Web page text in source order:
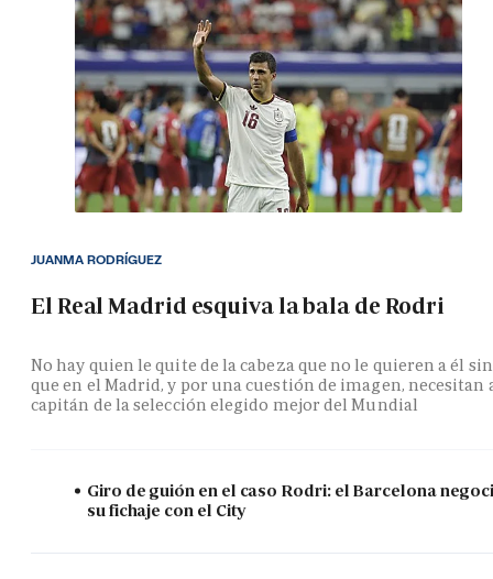
El Real Madrid esquiva la bala de Rodri
No hay quien le quite de la cabeza que no le quieren a él
que en el Madrid, y por una cuestión de imagen, necesitan
capitán de la selección elegido mejor del Mundial
JUANMA RODRÍGUEZ
Giro de guión en el caso Rodri: el Barcelona
su fichaje con el City